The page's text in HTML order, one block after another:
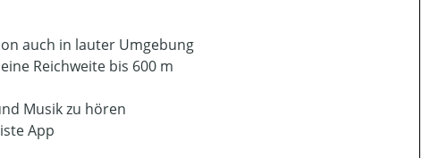
auch in lauter Umgebung
Reichweite bis 600 m
Musik zu hören
App